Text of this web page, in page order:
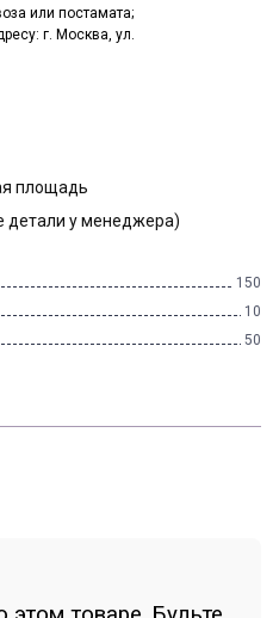
площадь
детали у менеджера)
150
10
50
или постамата;
г. Москва, ул.